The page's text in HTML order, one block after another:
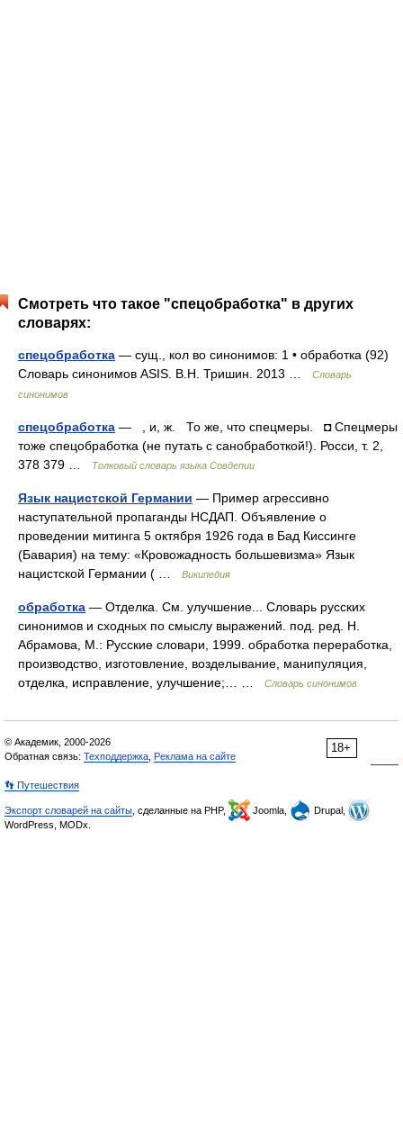
Смотреть что такое "спецобработка" в других
словарях:
спецобработка — сущ., кол во синонимов: 1 • обработка (92)
Словарь синонимов ASIS. В.Н. Тришин. 2013 …
Словарь
синонимов
спецобработка — , и, ж. То же, что спецмеры. ◘ Спецмеры
тоже спецобработка (не путать с санобработкой!). Росси, т. 2,
378 379 …
Толковый словарь языка Совдепии
Язык нацистской Германии — Пример агрессивно
наступательной пропаганды НСДАП. Объявление о
проведении митинга 5 октября 1926 года в Бад Киссинге
(Бавария) на тему: «Кровожадность большевизма» Язык
нацистской Германии ( …
Википедия
обработка — Отделка. См. улучшение... Словарь русских
синонимов и сходных по смыслу выражений. под. ред. Н.
Абрамова, М.: Русские словари, 1999. обработка переработка,
производство, изготовление, возделывание, манипуляция,
отделка, исправление, улучшение;… …
Словарь синонимов
18+
© Академик, 2000-2026
Обратная связь: Техподдержка Реклама на сайте
👣 Путешествия
Экспорт словарей на сайты , сделанные на PHP, Joomla,
Drupal,
WordPress, MODx.